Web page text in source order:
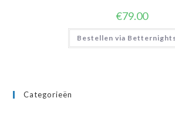
€79.00
Bestellen via
Categorieën